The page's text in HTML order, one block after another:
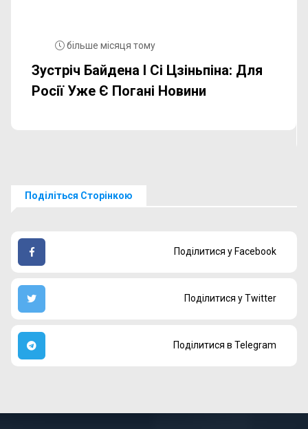
більше місяця тому
Зустріч Байдена І Сі Цзіньпіна: Для
Росії Уже Є Погані Новини
Поділіться Сторінкою
Поділитися у Facebook
Поділитися у Twitter
Поділитися в Telegram